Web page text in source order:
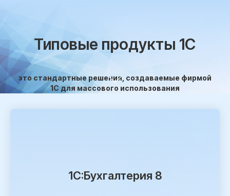
Типовые продукты 1С
это стандартные решения, создаваемые фирмой
1С для массового использования
1C:Бухгалтерия 8